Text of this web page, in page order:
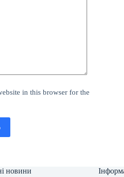
in this browser for the
новини